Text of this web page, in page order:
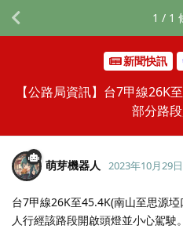
新聞快訊
【公路局資訊】台7甲線26K
部分路
1 / 1
萌芽機器人 2023年10月29日
台7甲線26K至45.4K(南山至思源
人行經該路段開啟頭燈並小心駕駛。